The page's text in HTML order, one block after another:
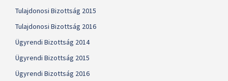
Tulajdonosi Bizottság 2015
Tulajdonosi Bizottság 2016
Ügyrendi Bizottság 2014
Ügyrendi Bizottság 2015
Ügyrendi Bizottság 2016